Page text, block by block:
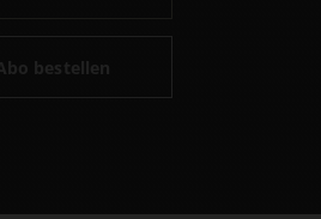
bestellen